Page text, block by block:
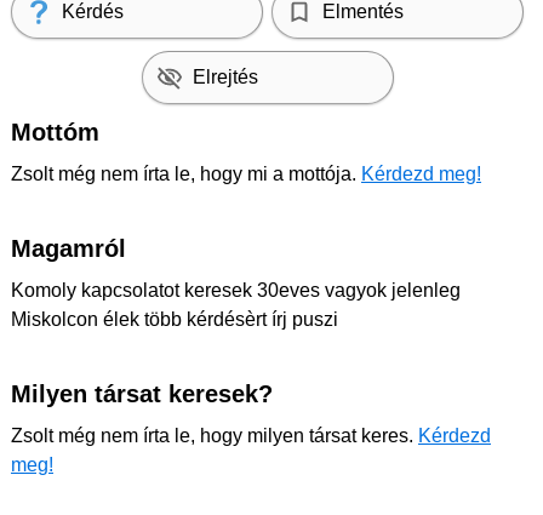
Kérdés Elmentés
Elrejtés
Mottóm
Zsolt még nem írta le, hogy mi a mottója. Kérdezd meg!
Magamról
Komoly kapcsolatot keresek 30eves vagyok jelenleg
Miskolcon élek több kérdésèrt írj puszi
Milyen társat keresek?
Zsolt még nem írta le, hogy milyen társat keres. Kérdezd
meg!